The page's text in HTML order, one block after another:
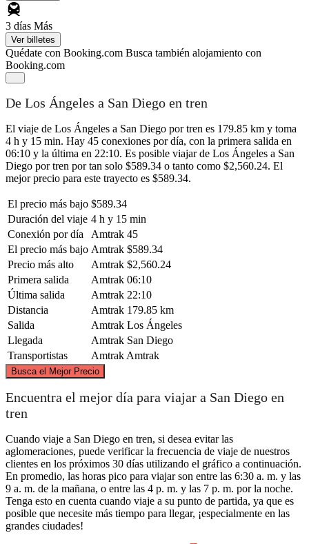
3 días Más
Ver billetes
Quédate con Booking.com Busca también alojamiento con
Booking.com
De Los Ángeles a San Diego en tren
El viaje de Los Ángeles a San Diego por tren es 179.85 km y toma
4 h y 15 min. Hay 45 conexiones por día, con la primera salida en
06:10 y la última en 22:10. Es posible viajar de Los Ángeles a San
Diego por tren por tan solo $589.34 o tanto como $2,560.24. El
mejor precio para este trayecto es $589.34.
El precio más bajo $589.34
Duración del viaje 4 h y 15 min
Conexión por día
Amtrak 45
El precio más bajo Amtrak $589.34
Precio más alto
Amtrak $2,560.24
Primera salida
Amtrak 06:10
Última salida
Amtrak 22:10
Distancia
Amtrak 179.85 km
Salida
Amtrak Los Ángeles
Llegada
Amtrak San Diego
Transportistas
Amtrak Amtrak
Busca el Mejor Precio
©
Encuentra el mejor día para viajar a San Diego en
tren
Cuando viaje a San Diego en tren, si desea evitar las
aglomeraciones, puede verificar la frecuencia de viaje de nuestros
clientes en los próximos 30 días utilizando el gráfico a continuación.
En promedio, las horas pico para viajar son entre las 6:30 a. m. y las
9 a. m. de la mañana, o entre las 4 p. m. y las 7 p. m. por la noche.
Tenga esto en cuenta cuando viaje a su punto de partida, ya que es
posible que necesite más tiempo para llegar, ¡especialmente en las
grandes ciudades!